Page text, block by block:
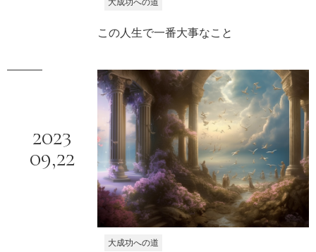
この人生で一番大事なこと
2023
09,22
大成功への道